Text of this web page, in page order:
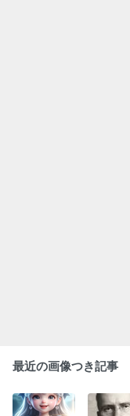
最近の画像つき記事